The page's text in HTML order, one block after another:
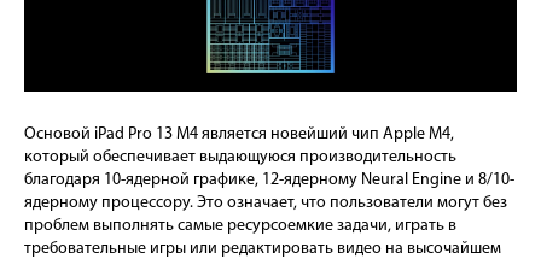
Основой iPad Pro 13 M4 является новейший чип Apple M4,
который обеспечивает выдающуюся производительность
благодаря 10-ядерной графике, 12-ядерному Neural Engine и 8/10-
ядерному процессору. Это означает, что пользователи могут без
проблем выполнять самые ресурсоемкие задачи, играть в
требовательные игры или редактировать видео на высочайшем